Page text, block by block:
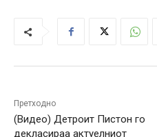
Претходно
(Видео) Детроит Пистон го
декласираа актуелниот